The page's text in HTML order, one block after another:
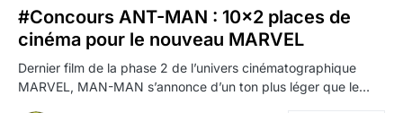
#Concours ANT-MAN : 10×2 places de
cinéma pour le nouveau MARVEL
Dernier film de la phase 2 de l’univers cinématographique
MARVEL, MAN-MAN s’annonce d’un ton plus léger que le…